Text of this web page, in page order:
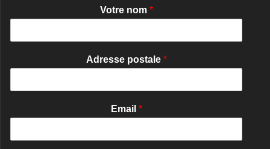
Votre nom *
Adresse postale *
Email *